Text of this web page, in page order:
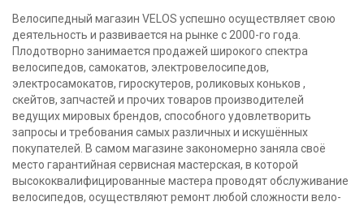
Велосипедный магазин VELOS успешно осуществляет свою
деятельность и развивается на рынке с 2000-го года.
Плодотворно занимается продажей широкого спектра
велосипедов, самокатов, электровелосипедов,
электросамокатов, гироскутеров, роликовых коньков ,
скейтов, запчастей и прочих товаров производителей
ведущих мировых брендов, способного удовлетворить
запросы и требования самых различных и искушённых
покупателей. В самом магазине закономерно заняла своё
место гарантийная сервисная мастерская, в которой
высококвалифицированные мастера проводят обслуживание
велосипедов, осуществляют ремонт любой сложности вело-